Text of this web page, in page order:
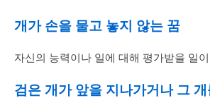
개가 손을 물고 놓지 않는 꿈
자신의 능력이나 일에 대해 평가받을 일
검은 개가 앞을 지나가거나 그